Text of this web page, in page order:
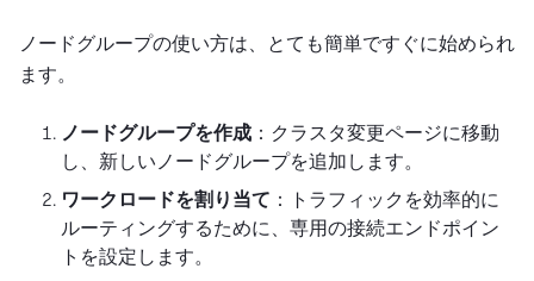
ノードグループの使い方は、とても簡単ですぐに始められ
ます。
ノードグループを作成 ：クラスタ変更ページに移動
し、新しいノードグループを追加します。
ワークロードを割り当て ：トラフィックを効率的に
ルーティングするために、専用の接続エンドポイン
トを設定します。